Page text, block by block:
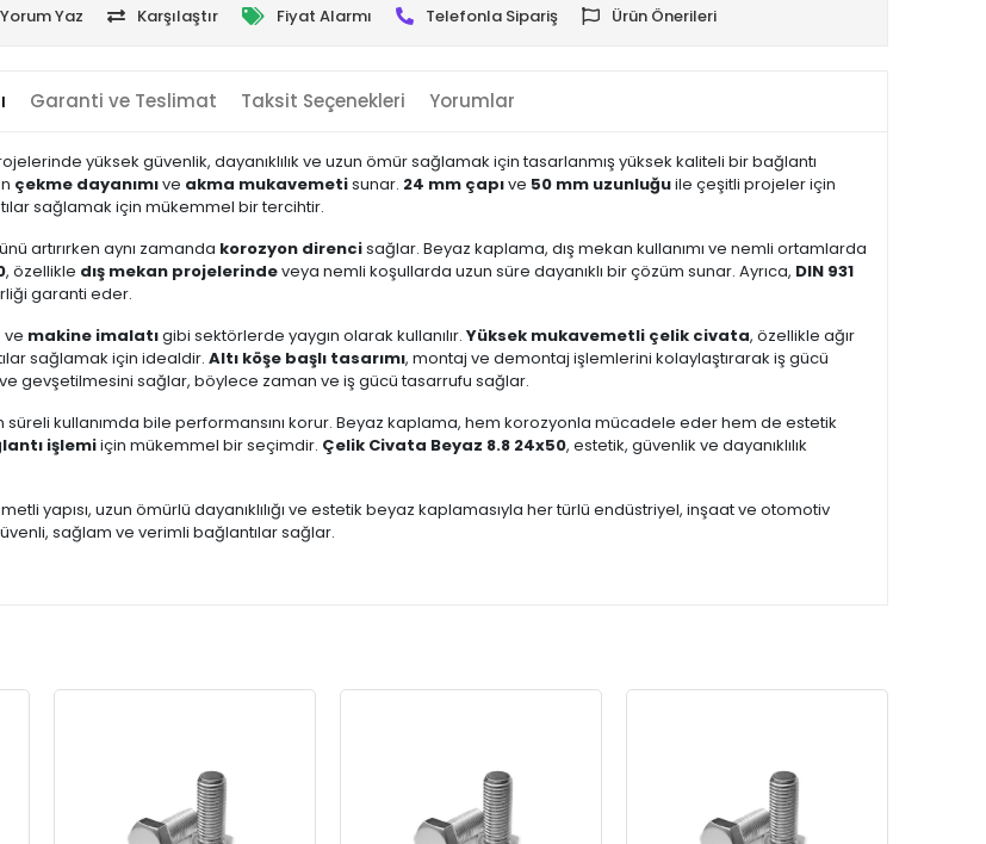
Yorum Yaz Karşılaştır Fiyat Alarmı Telefonla Sipariş Ürün Önerileri
Garanti ve Teslimat Taksit Seçenekleri Yorumlar
yüksek güvenlik, dayanıklılık ve uzun ömür sağlamak için tasarlanmış yüksek kaliteli bir bağlantı
çekme dayanımıve akma mukavemetisunar. 24 mm çapıve 50 mm uzunluğuile çeşitli projeler için
sağlamak için mükemmel bir tercihtir.
artırırken aynı zamanda korozyon direncisağlar. Beyaz kaplama, dış mekan kullanımı ve nemli ortamlarda
, özellikle dış mekan projelerindeveya nemli koşullarda uzun süre dayanıklı bir çözüm sunar. Ayrıca, DIN 931
garanti eder.
ve makine imalatıgibi sektörlerde yaygın olarak kullanılır. Yüksek mukavemetli çelik civata, özellikle ağır
sağlamak için idealdir. Altı köşe başlı tasarımı, montaj ve demontaj işlemlerini kolaylaştırarak iş gücü
ve gevşetilmesini sağlar, böylece zaman ve iş gücü tasarrufu sağlar.
süreli kullanımda bile performansını korur. Beyaz kaplama, hem korozyonla mücadele eder hem de estetik
işlemiiçin mükemmel bir seçimdir. Çelik Civata Beyaz 8.8 24x50, estetik, güvenlik ve dayanıklılık
yapısı, uzun ömürlü dayanıklılığı ve estetik beyaz kaplamasıyla her türlü endüstriyel, inşaat ve otomotiv
sağlam ve verimli bağlantılar sağlar.